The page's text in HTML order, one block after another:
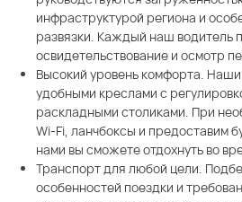
инфраструктурой региона и
развязки. Каждый наш водитель
освидетельствование и осмотр
Высокий уровень комфорта.
удобными креслами с
раскладными столиками. При
Wi-Fi, ланчбоксы и предоставим
нами вы сможете отдохнуть во
Транспорт для любой цели.
особенностей поездки и